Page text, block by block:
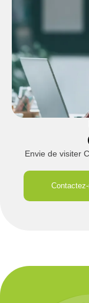
Envie de visiter